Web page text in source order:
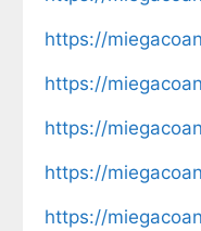
https://
https://
https://
https://
https://